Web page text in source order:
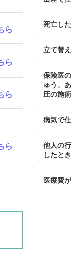
ら
ら
ら
ら
死亡し
立て替
保険医
ゅう、
圧の施
病気で
他人の
したとき
医療費